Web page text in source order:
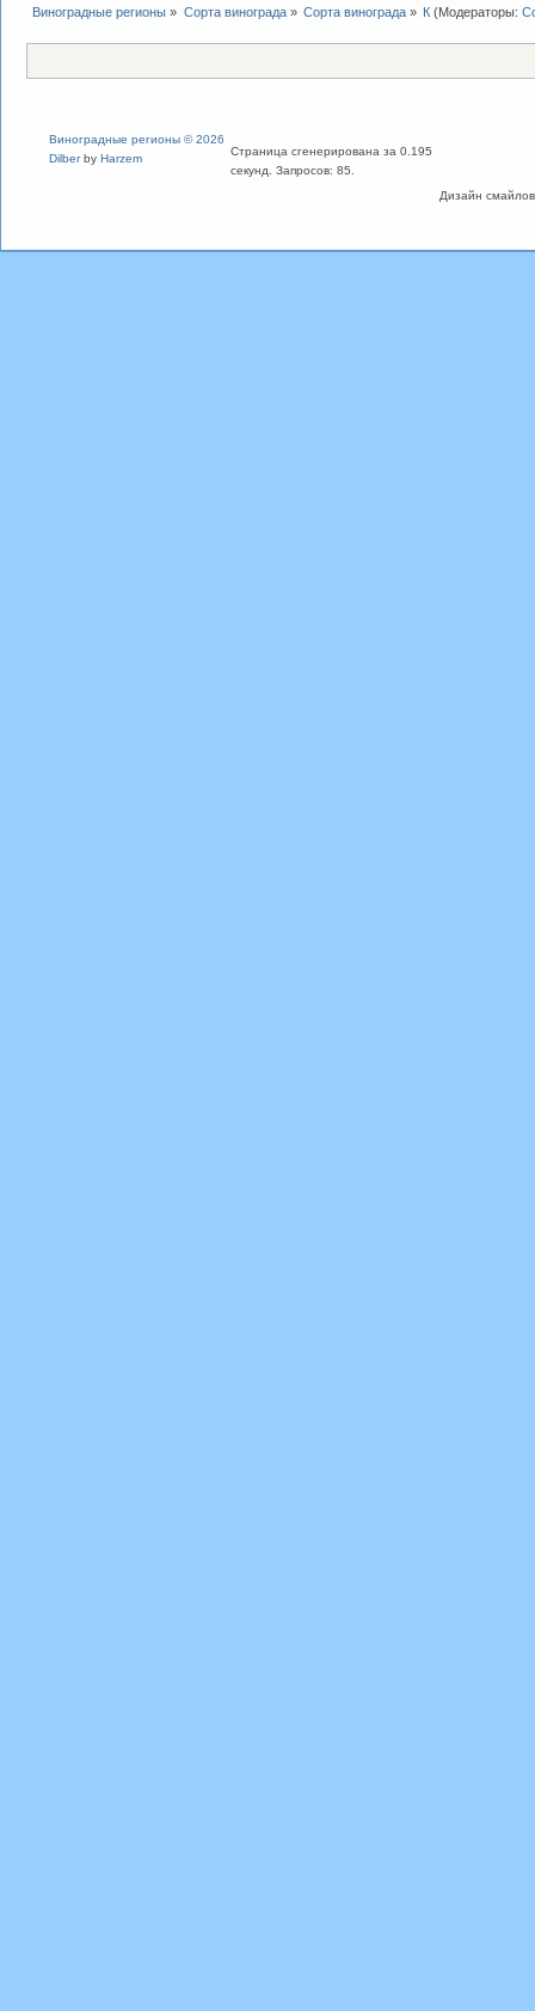
Виноградные регионы » Сорта винограда» Сорта винограда» К (Модераторы:
Дизайн
Виноградные регионы © 2026
Dilberby Harzem
Страница сгенерирована за 0.195
секунд. Запросов: 85.